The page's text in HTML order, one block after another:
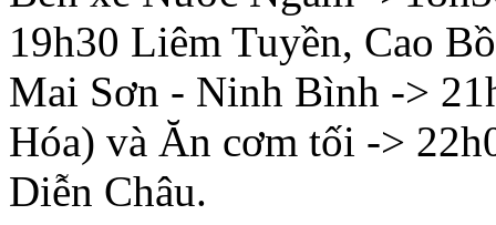
19h30 Liêm Tuyền, Cao
Mai Sơn - Ninh Bình ->
Hóa) và Ăn cơm tối ->
Diễn Châu.